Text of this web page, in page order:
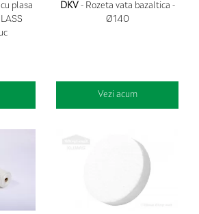
plasa
DKV - Rozeta vata bazaltica -
Ø140
Vezi acum